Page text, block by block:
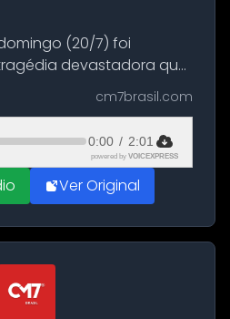
(20/7) foi
devastadora que
de dois jovens na
de Manaus. Um passeio
café regio...
cm7brasil.com
0:00 / 2:01
powered by VOICEXPRESS
Ver Original